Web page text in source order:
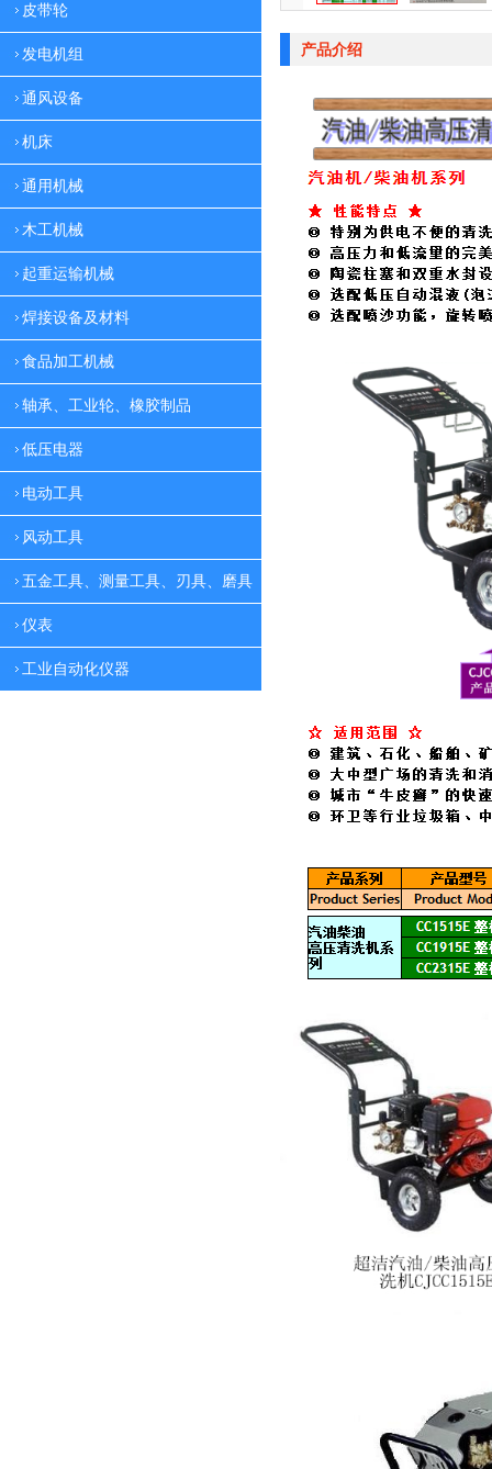
皮带轮
发电机组
通风设备
机床
通用机械
木工机械
起重运输机械
焊接设备及材料
食品加工机械
轴承、工业轮、橡胶制品
低压电器
电动工具
风动工具
五金工具、测量工具、刃具、磨具
仪表
工业自动化仪器
产品介绍